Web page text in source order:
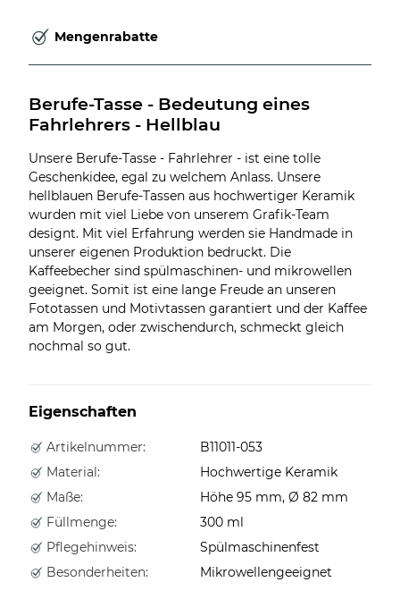
Mengenrabatte
Berufe-Tasse - Bedeutung eines
Fahrlehrers - Hellblau
Unsere Berufe-Tasse - Fahrlehrer - ist eine tolle
Geschenkidee, egal zu welchem Anlass. Unsere
hellblauen Berufe-Tassen aus hochwertiger Keramik
wurden mit viel Liebe von unserem Grafik-Team
designt. Mit viel Erfahrung werden sie Handmade in
unserer eigenen Produktion bedruckt. Die
Kaffeebecher sind spülmaschinen- und mikrowellen
geeignet. Somit ist eine lange Freude an unseren
Fototassen und Motivtassen garantiert und der Kaffee
am Morgen, oder zwischendurch, schmeckt gleich
nochmal so gut.
Eigenschaften
Artikelnummer:
B11011-053
Material:
Hochwertige Keramik
Maße:
Höhe 95 mm, Ø 82 mm
Füllmenge:
300 ml
Pflegehinweis:
Spülmaschinenfest
Besonderheiten:
Mikrowellengeeignet